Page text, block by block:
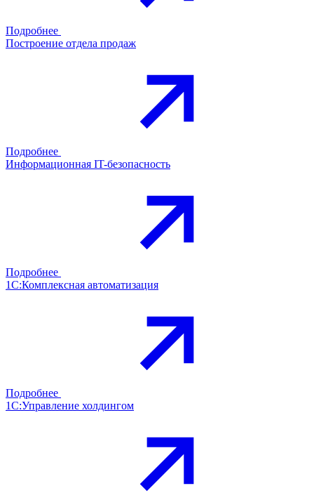
Подробнее
Построение отдела продаж
Подробнее
Информационная IT-безопасность
Подробнее
1С:Комплексная автоматизация
Подробнее
1С:Управление холдингом